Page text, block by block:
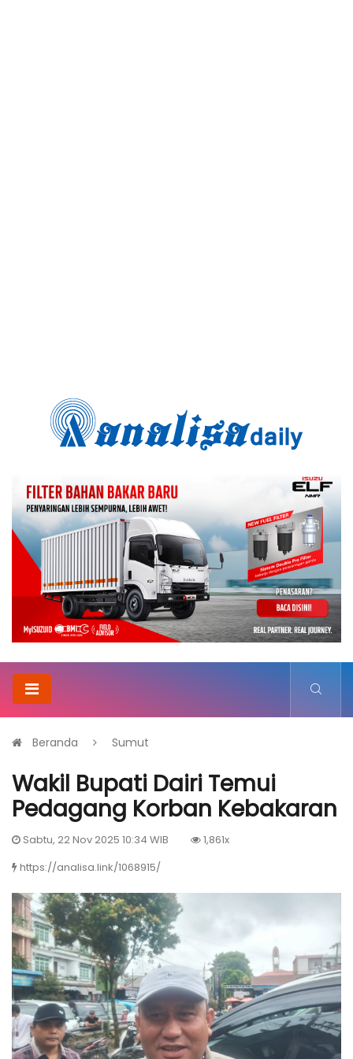
Beranda Sumut
Wakil Bupati Dairi Temui
Pedagang Korban Kebakaran
Sabtu, 22 Nov 2025 10:34 WIB
1,861x
https://analisa.link/1068915/